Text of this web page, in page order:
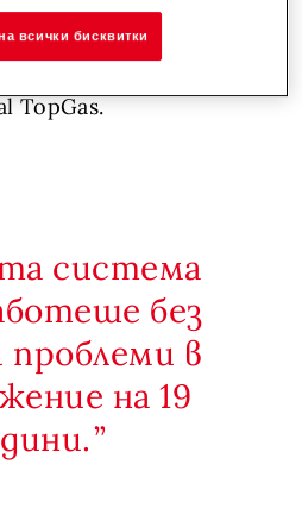
за отопление с
в централната част на
TopGas.
система
без
проблеми в
на 19
всички бисквитки